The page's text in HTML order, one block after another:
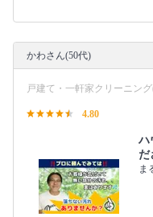
かわさん(50代)
戸建て・一軒家クリーニン
4.80
ハ
だ
ま